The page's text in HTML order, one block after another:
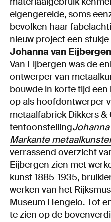
eigengereide, soms
bevolken haar
nieuw project een
Johanna van Eijbergen
Van Eijbergen was de
ontwerper van
bouwde in korte tijd
op als hoofdontwerper
metaalfabriek Dikkers &
tentoonstelling
Markante
verrassend overzicht
Eijbergen zien met
kunst 1885-1935,
werken van het
Museum Hengelo. Tot
te zien op de